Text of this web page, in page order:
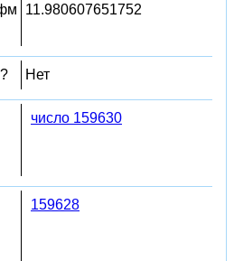
11.980607651752
Нет
число 159630
159628